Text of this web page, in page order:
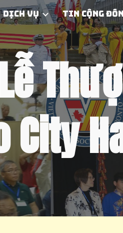
Dịch Vụ Tin Cộng
City